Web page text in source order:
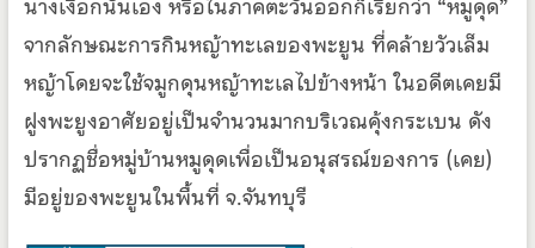
จากลักษณะการกินหญ้าทะเลของพะยูน ที่คล้ายวัวเล็ม
หญ้าโดยจะใช้จมูกดุนหญ้าทะเลไปข้างหน้า ในอดีตเคยมี
ฝูงพะยูงอาศัยอยู่เป็นจำนวนมากบริเวณคุ้งกระเบน ดัง
ปรากฏชื่อหมู่บ้านหมูดุดเพื่อเป็นอนุสรณ์ของการ (เคย)
มีอยู่ของพะยูนในพื้นที่ จ.จันทบุรี